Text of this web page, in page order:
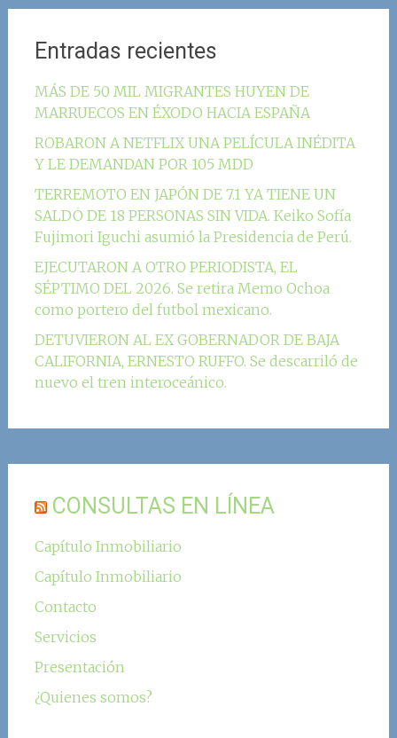
Entradas recientes
MÁS DE 50 MIL MIGRANTES HUYEN DE
MARRUECOS EN ÉXODO HACIA ESPAÑA
ROBARON A NETFLIX UNA PELÍCULA INÉDITA
Y LE DEMANDAN POR 105 MDD
TERREMOTO EN JAPÓN DE 7.1 YA TIENE UN
SALDO DE 18 PERSONAS SIN VIDA. Keiko Sofía
Fujimori Iguchi asumió la Presidencia de Perú.
EJECUTARON A OTRO PERIODISTA, EL
SÉPTIMO DEL 2026. Se retira Memo Ochoa
como portero del futbol mexicano.
DETUVIERON AL EX GOBERNADOR DE BAJA
CALIFORNIA, ERNESTO RUFFO. Se descarriló de
nuevo el tren interoceánico.
CONSULTAS EN LÍNEA
Capítulo Inmobiliario
Capítulo Inmobiliario
Contacto
Servicios
Presentación
¿Quienes somos?